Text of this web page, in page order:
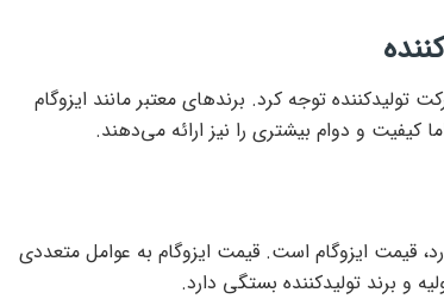
تولیدکننده توجه کرد. برندهای معتبر مانند ایزوگام
کیفیت و دوام بیشتری را نیز ارائه می‌دهند.
قیمت ایزوگام است. قیمت ایزوگام به عوامل متعددی
و برند تولیدکننده بستگی دارد.